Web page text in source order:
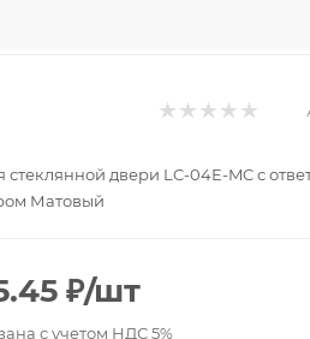
стеклянной двери LC-04E-MC с
Матовый
₽/шт
с учетом НДС 5%